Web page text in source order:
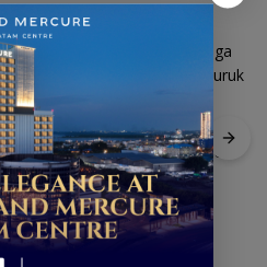
SAR Tanjungpinang siaga 24
jam antisipasi cuaca buruk
perairan Kepri